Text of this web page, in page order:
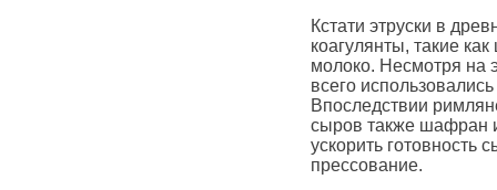
Кстати этруски в
коагулянты, такие
молоко. Несмотря на
всего
Впоследствии
сыров также шафран
ускорить готовность
прессование.